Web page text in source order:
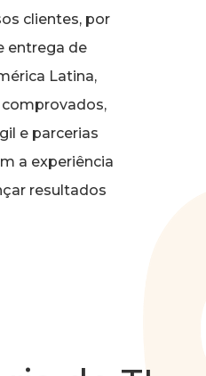
clientes, por
entrega de
Latina,
e parcerias
a experiência
resultados